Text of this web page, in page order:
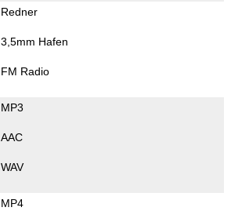
Redner
3,5mm Hafen
FM Radio
MP3
AAC
WAV
MP4